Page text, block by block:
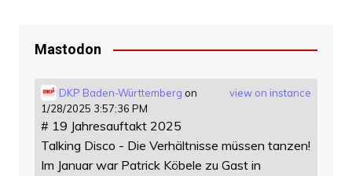
Mastodon
view on instance
DKP Baden-Württemberg on
1/28/2025 3:57:36 PM
# 19 Jahresauftakt 2025
Talking Disco - Die Verhältnisse müssen tanzen!
Im Januar war Patrick Köbele zu Gast in